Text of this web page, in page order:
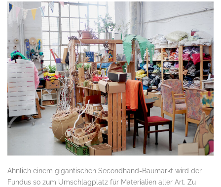
Ähnlich einem gigantischen Secondhand-Baumarkt wird der
Fundus so zum Umschlagplatz für Materialien aller Art. Zu